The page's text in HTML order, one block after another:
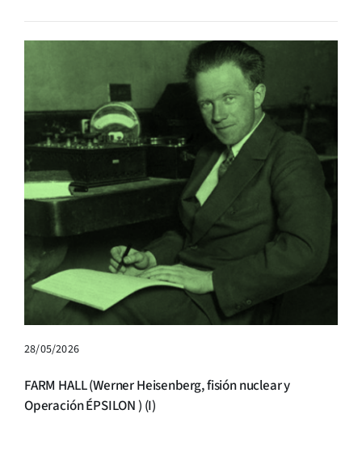
28/05/2026
FARM HALL (Werner Heisenberg, fisión nuclear y
Operación ÉPSILON ) (I)